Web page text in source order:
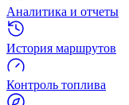
Аналитика и отчеты
История маршрутов
Контроль топлива